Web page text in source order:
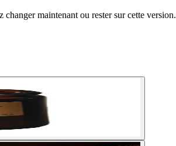
maintenant ou rester sur cette version.